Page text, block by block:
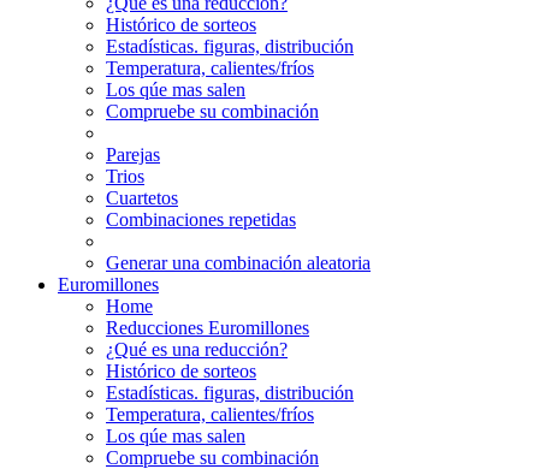
Histórico de sorteos
Estadísticas. figuras, distribución
Temperatura, calientes/fríos
Los qúe mas salen
Compruebe su combinación
Parejas
Trios
Cuartetos
Combinaciones repetidas
Generar una combinación aleatoria
Euromillones
Home
Reducciones Euromillones
¿Qué es una reducción?
Histórico de sorteos
Estadísticas. figuras, distribución
Temperatura, calientes/fríos
Los qúe mas salen
Compruebe su combinación